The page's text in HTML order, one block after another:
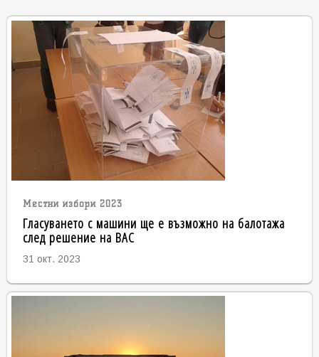
Местни избори 2023
Гласуването с машини ще е възможно на балотажа
след решение на ВАС
31 окт. 2023